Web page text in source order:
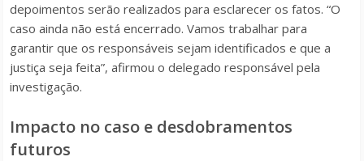
depoimentos serão realizados para esclarecer os fatos. “O
caso ainda não está encerrado. Vamos trabalhar para
garantir que os responsáveis sejam identificados e que a
justiça seja feita”, afirmou o delegado responsável pela
investigação.
Impacto no caso e desdobramentos
futuros